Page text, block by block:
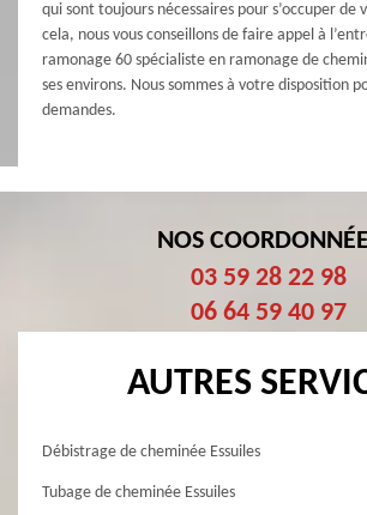
qui sont toujours nécessaires pour s’occuper de
cela, nous vous conseillons de faire appel à
ramonage 60 spécialiste en ramonage de
ses environs. Nous sommes à votre disposition
demandes.
NOS
03 59 28 22 98
06 64 59 40 97
AUTRES
Débistrage de cheminée Essuiles
Tubage de cheminée Essuiles